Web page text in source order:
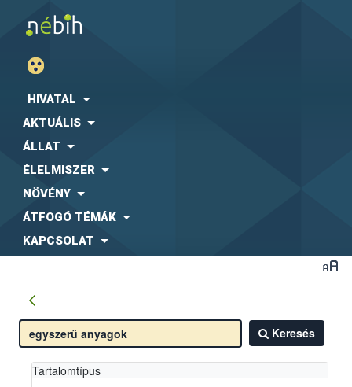
HIVATAL
AKTUÁLIS
ÁLLAT
ÉLELMISZER
NÖVÉNY
ÁTFOGÓ TÉMÁK
KAPCSOLAT
Keresés
Tartalomtípus